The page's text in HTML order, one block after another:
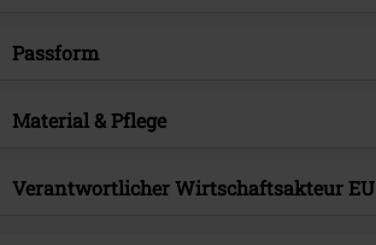
Brand
Erscheinungsdatum
Produkt-Typ
Passform
Körperstelle
Material & Pflege
Obermaterial Hartzinn
Verantwortlicher Wirtschaftsakteur EU